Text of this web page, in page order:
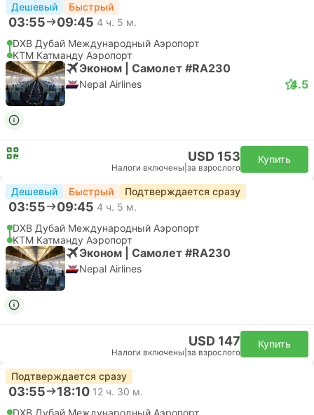
Дешевый Быстрый
03:55 09:45 4 ч. 5 м.
DXB Дубай Международный Аэропорт
KTM Катманду Аэропорт
Эконом | Самолет #RA230
Nepal Airlines 4.5
USD 153
Налоги включены за взрослого
Купить
Дешевый Быстрый Подтверждается сразу
03:55 09:45 4 ч. 5 м.
DXB Дубай Международный Аэропорт
KTM Катманду Аэропорт
Эконом | Самолет #RA230
Nepal Airlines
USD 147
Налоги включены за взрослого
Купить
Подтверждается сразу
03:55 18:10 12 ч. 30 м.
DXB Дубай Международный Аэропорт